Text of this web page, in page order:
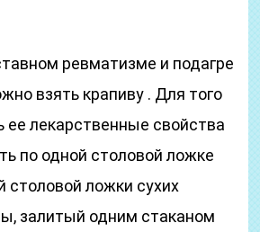
ревматизме и подагре
взять крапиву . Для того
ее лекарственные свойства
по одной столовой ложке
столовой ложки сухих
залитый одним стаканом